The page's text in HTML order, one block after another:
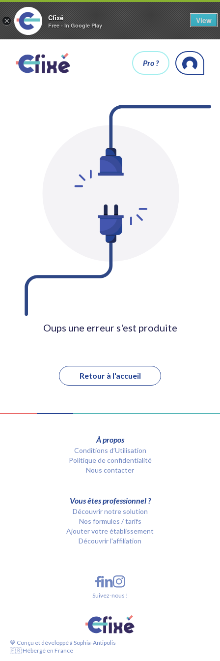
× Cfixé
Free - In Google Play
View
Pro ?
Oups une erreur s'est produite
Retour à l'accueil
À propos
Conditions d’Utilisation
Politique de confidentialité
Nous contacter
Vous êtes professionnel ?
Découvrir notre solution
Nos formules / tarifs
Ajouter votre établissement
Découvrir l'affiliation
💙 Conçu et développé à Sophia-Antipolis
🇫🇷 Hébergé en France
Suivez-nous !